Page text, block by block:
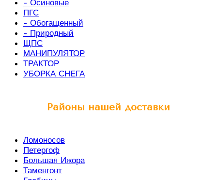
- Осиновые
ПГС
- Обогащенный
- Природный
ЩПС
МАНИПУЛЯТОР
ТРАКТОР
УБОРКА СНЕГА
Районы нашей доставки
Ломоносов
Петергоф
Большая Ижора
Таменгонт